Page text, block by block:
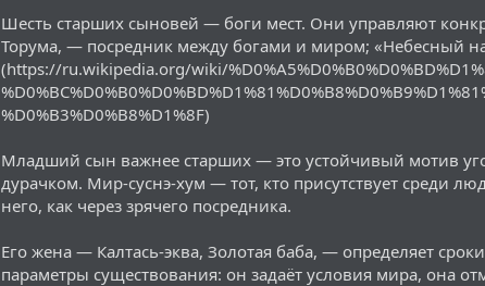
Шесть старших сыновей — боги мест. Они управляют
Торума, — посредник между богами и миром; «Небесный
(https://ru.wikipedia.org/wiki/
%D0%B3%D0%B8%D1%8F)
Младший сын важнее старших — это устойчивый мотив
дурачком. Мир-суснэ-хум — тот, кто присутствует среди
него, как через зрячего посредника.
Его жена — Калтась-эква, Золотая баба, — определяет
параметры существования: он задаёт условия мира, она